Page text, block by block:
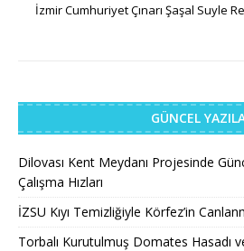
İzmir Cumhuriyet Çınarı Şaşal Suyle
GÜNCEL
Dilovası Kent Meydanı Projesinde
Çalışma Hızları
İZSU Kıyı Temizliğiyle Körfez’in
Torbalı Kurutulmuş Domates Hasadı